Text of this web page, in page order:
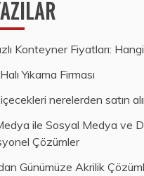
Konteyner Fiyatları:
Yıkama Firması
nerelerden satın
ile Sosyal Medya ve
Çözümler
Günümüze Akrilik